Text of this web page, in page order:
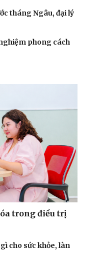
thời sự
đêm khuya
cho bé
tâm hồn
tháng Ngâu, đại lý
phong cách
trong điều trị
cho sức khỏe, làn